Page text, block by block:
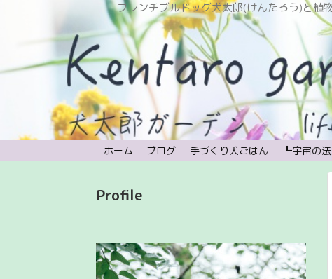
フレンチブルドッグ犬太郎(けんたろう)と
ホーム ブログ 手づくり犬ごはん ┗宇宙の
Profile